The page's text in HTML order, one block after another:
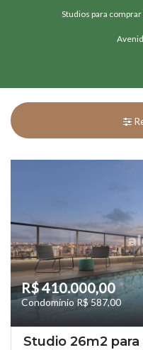
Studios para comprar
R$ 410.000,00
Condomínio R$ 587,00
Studio 26m2